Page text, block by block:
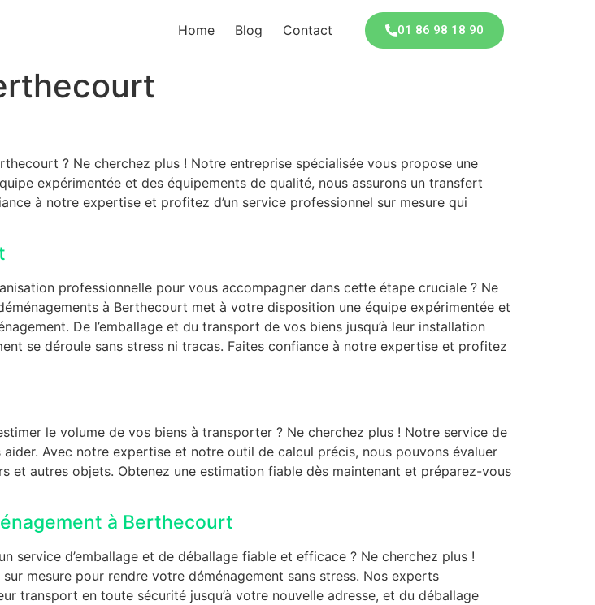
Home Blog Contact 01 86 98 18 90
? Ne cherchez plus ! Notre entreprise spécialisée vous propose une
expérimentée et des équipements de qualité, nous assurons un transfert
à notre expertise et profitez d’un service professionnel sur mesure qui
professionnelle pour vous accompagner dans cette étape cruciale ? Ne
à Berthecourt met à votre disposition une équipe expérimentée et
De l’emballage et du transport de vos biens jusqu’à leur installation
se déroule sans stress ni tracas. Faites confiance à notre expertise et profitez
le volume de vos biens à transporter ? Ne cherchez plus ! Notre service de
Avec notre expertise et notre outil de calcul précis, nous pouvons évaluer
et autres objets. Obtenez une estimation fiable dès maintenant et préparez-vous
à Berthecourt
service d’emballage et de déballage fiable et efficace ? Ne cherchez plus !
mesure pour rendre votre déménagement sans stress. Nos experts
transport en toute sécurité jusqu’à votre nouvelle adresse, et du déballage